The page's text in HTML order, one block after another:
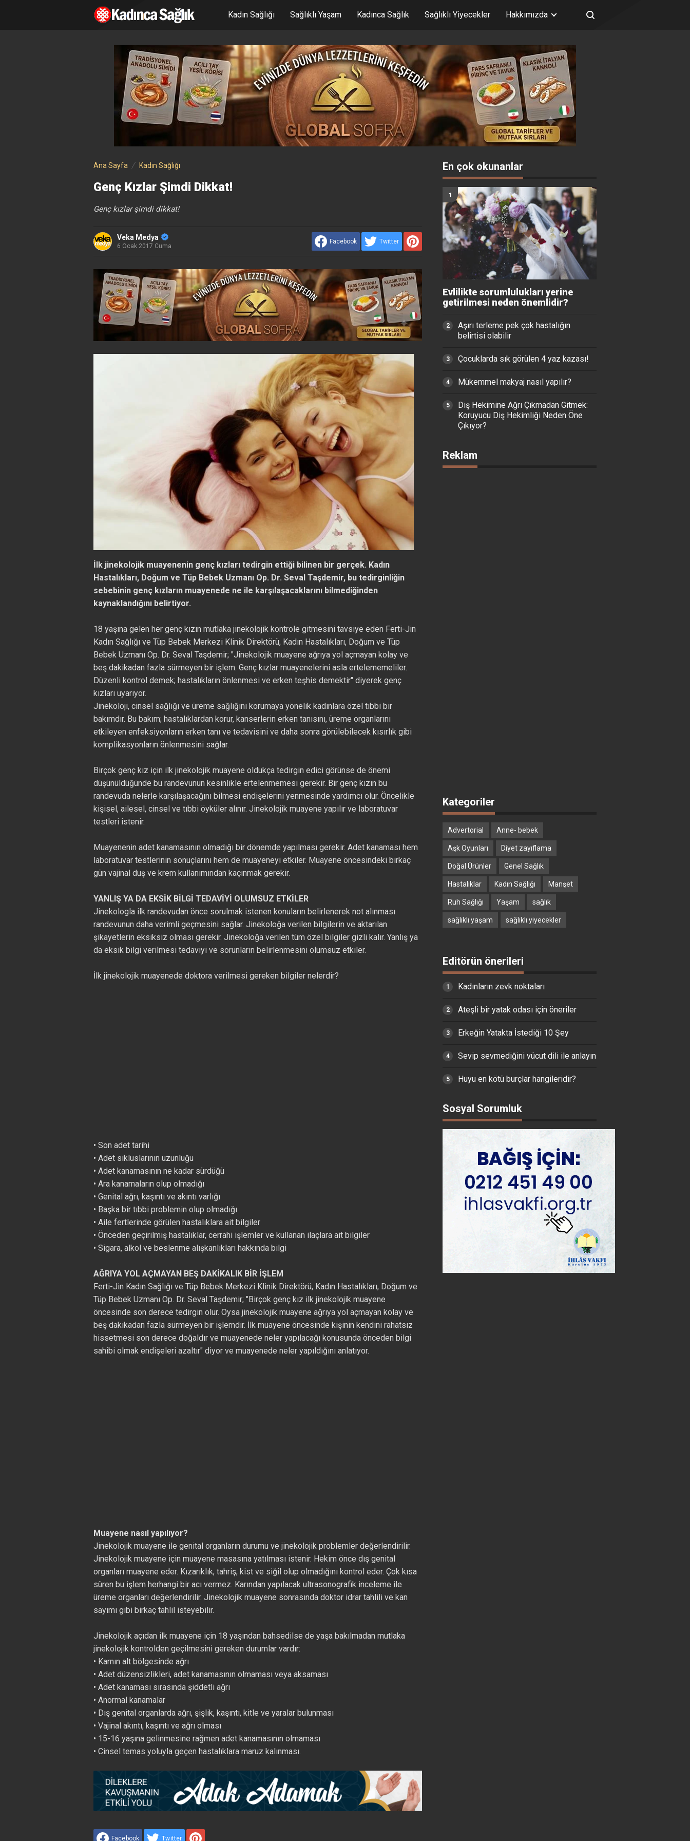
Kadın Sağlığı Sağlıklı Yaşam Kadınca Sağlık Sağlıklı Yiyecekler Hakkımızda
Ana Sayfa Kadın Sağlığı
Genç Kızlar Şimdi Dikkat!
Genç kızlar şimdi dikkat!
Veka Medya
6 Ocak 2017 Cuma
Facebook Twitter
İlk jinekolojik muayenenin genç kızları tedirgin ettiği bilinen bir gerçek. Kadın
Hastalıkları, Doğum ve Tüp Bebek Uzmanı Op. Dr. Seval Taşdemir, bu tedirginliğin
sebebinin genç kızların muayenede ne ile karşılaşacaklarını bilmediğinden
kaynaklandığını belirtiyor.
18 yaşına gelen her genç kızın mutlaka jinekolojik kontrole gitmesini tavsiye eden Ferti-Jin
Kadın Sağlığı ve Tüp Bebek Merkezi Klinik Direktörü, Kadın Hastalıkları, Doğum ve Tüp
Bebek Uzmanı Op. Dr. Seval Taşdemir; "Jinekolojik muayene ağrıya yol açmayan kolay ve
beş dakikadan fazla sürmeyen bir işlem. Genç kızlar muayenelerini asla ertelememeliler.
Düzenli kontrol demek; hastalıkların önlenmesi ve erken teşhis demektir" diyerek genç
kızları uyarıyor.
Jinekoloji, cinsel sağlığı ve üreme sağlığını korumaya yönelik kadınlara özel tıbbi bir
bakımdır. Bu bakım; hastalıklardan korur, kanserlerin erken tanısını, üreme organlarını
etkileyen enfeksiyonların erken tanı ve tedavisini ve daha sonra görülebilecek kısırlık gibi
komplikasyonların önlenmesini sağlar.
Birçok genç kız için ilk jinekolojik muayene oldukça tedirgin edici görünse de önemi
düşünüldüğünde bu randevunun kesinlikle ertelenmemesi gerekir. Bir genç kızın bu
randevuda nelerle karşılaşacağını bilmesi endişelerini yenmesinde yardımcı olur. Öncelikle
kişisel, ailesel, cinsel ve tıbbi öyküler alınır. Jinekolojik muayene yapılır ve laboratuvar
testleri istenir.
Muayenenin adet kanamasının olmadığı bir dönemde yapılması gerekir. Adet kanaması hem
laboratuvar testlerinin sonuçlarını hem de muayeneyi etkiler. Muayene öncesindeki birkaç
gün vajinal duş ve krem kullanımından kaçınmak gerekir.
YANLIŞ YA DA EKSİK BİLGİ TEDAVİYİ OLUMSUZ ETKİLER
Jinekologla ilk randevudan önce sorulmak istenen konuların belirlenerek not alınması
randevunun daha verimli geçmesini sağlar. Jinekoloğa verilen bilgilerin ve aktarılan
şikayetlerin eksiksiz olması gerekir. Jinekoloğa verilen tüm özel bilgiler gizli kalır. Yanlış ya
da eksik bilgi verilmesi tedaviyi ve sorunların belirlenmesini olumsuz etkiler.
İlk jinekolojik muayenede doktora verilmesi gereken bilgiler nelerdir?
• Son adet tarihi
• Adet sikluslarının uzunluğu
• Adet kanamasının ne kadar sürdüğü
• Ara kanamaların olup olmadığı
• Genital ağrı, kaşıntı ve akıntı varlığı
• Başka bir tıbbi problemin olup olmadığı
• Aile fertlerinde görülen hastalıklara ait bilgiler
• Önceden geçirilmiş hastalıklar, cerrahi işlemler ve kullanan ilaçlara ait bilgiler
• Sigara, alkol ve beslenme alışkanlıkları hakkında bilgi
AĞRIYA YOL AÇMAYAN BEŞ DAKİKALIK BİR İŞLEM
Ferti-Jin Kadın Sağlığı ve Tüp Bebek Merkezi Klinik Direktörü, Kadın Hastalıkları, Doğum ve
Tüp Bebek Uzmanı Op. Dr. Seval Taşdemir; "Birçok genç kız ilk jinekolojik muayene
öncesinde son derece tedirgin olur. Oysa jinekolojik muayene ağrıya yol açmayan kolay ve
beş dakikadan fazla sürmeyen bir işlemdir. İlk muayene öncesinde kişinin kendini rahatsız
hissetmesi son derece doğaldır ve muayenede neler yapılacağı konusunda önceden bilgi
sahibi olmak endişeleri azaltır" diyor ve muayenede neler yapıldığını anlatıyor.
Muayene nasıl yapılıyor?
Jinekolojik muayene ile genital organların durumu ve jinekolojik problemler değerlendirilir.
Jinekolojik muayene için muayene masasına yatılması istenir. Hekim önce dış genital
organları muayene eder. Kızarıklık, tahriş, kist ve siğil olup olmadığını kontrol eder. Çok kısa
süren bu işlem herhangi bir acı vermez. Karından yapılacak ultrasonografik inceleme ile
üreme organları değerlendirilir. Jinekolojik muayene sonrasında doktor idrar tahlili ve kan
sayımı gibi birkaç tahlil isteyebilir.
Jinekolojik açıdan ilk muayene için 18 yaşından bahsedilse de yaşa bakılmadan mutlaka
jinekolojik kontrolden geçilmesini gereken durumlar vardır:
• Karnın alt bölgesinde ağrı
• Adet düzensizlikleri, adet kanamasının olmaması veya aksaması
• Adet kanaması sırasında şiddetli ağrı
• Anormal kanamalar
• Dış genital organlarda ağrı, şişlik, kaşıntı, kitle ve yaralar bulunması
• Vajinal akıntı, kaşıntı ve ağrı olması
• 15-16 yaşına gelinmesine rağmen adet kanamasının olmaması
• Cinsel temas yoluyla geçen hastalıklara maruz kalınması.
Facebook Twitter
En çok okunanlar
Evlilikte sorumlulukları yerine
getirilmesi neden önemlidir?
Aşırı terleme pek çok hastalığın
belirtisi olabilir
Çocuklarda sık görülen 4 yaz kazası!
Mükemmel makyaj nasıl yapılır?
Diş Hekimine Ağrı Çıkmadan Gitmek:
Koruyucu Diş Hekimliği Neden Öne
Çıkıyor?
Reklam
Kategoriler
Advertorial Anne- bebek
Aşk Oyunları Diyet zayıflama
Doğal Ürünler Genel Sağlık
Hastalıklar Kadın Sağlığı Manşet
Ruh Sağlığı Yaşam sağlık
sağlıklı yaşam sağlıklı yiyecekler
Editörün önerileri
Kadınların zevk noktaları
Ateşli bir yatak odası için öneriler
Erkeğin Yatakta İstediği 10 Şey
Sevip sevmediğini vücut dili ile anlayın
Huyu en kötü burçlar hangileridir?
Sosyal Sorumluk